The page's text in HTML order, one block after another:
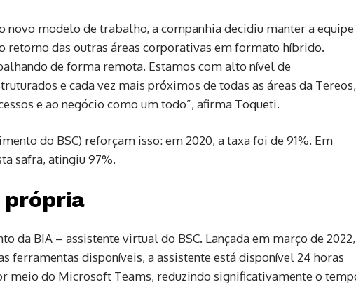
novo modelo de trabalho, a companhia decidiu manter a equipe
retorno das outras áreas corporativas em formato híbrido.
de forma remota. Estamos com alto nível de
e cada vez mais próximos de todas as áreas da Tereos,
e ao negócio como um todo”, afirma Toqueti.
do BSC) reforçam isso: em 2020, a taxa foi de 91%. Em
safra, atingiu 97%.
da BIA – assistente virtual do BSC. Lançada em março de 2022,
ferramentas disponíveis, a assistente está disponível 24 horas
meio do Microsoft Teams, reduzindo significativamente o